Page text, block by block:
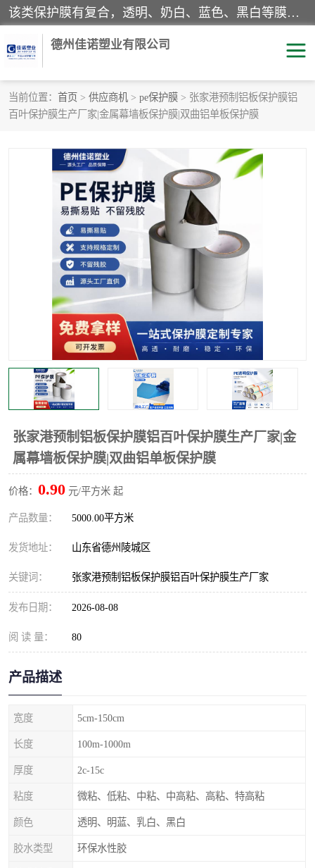
该类保护膜有复合，透明、奶白、蓝色、黑白等膜型。特高粘，高粘，中高粘，中粘，中低粘，低粘等。对于不同的粘力要求有相应的产品相适配。无胶渍残留污染。在较宽的收卷幅度下平整无皱纹，收卷长度大，利于机械化及自动化施工粘贴。为您的产品提供的表面保护解决方案。 产品广泛适用于：铝材、不锈钢、金属、塑料、电子、家电、家具、玻璃、化工材料、装饰材料等。
德州佳诺塑业有限公司
当前位置： 首页 > 供应商机 > pe保护膜 > 张家港预制铝板保护膜铝
百叶保护膜生产厂家|金属幕墙板保护膜|双曲铝单板保护膜
张家港预制铝板保护膜铝百叶保护膜生产厂家|金
属幕墙板保护膜|双曲铝单板保护膜
价格： 0.90 元/平方米 起
产品数量： 5000.00平方米
发货地址： 山东省德州陵城区
关键词： 张家港预制铝板保护膜铝百叶保护膜生产厂家
发布日期： 2026-08-08
阅 读 量： 80
产品描述
宽度 5cm-150cm
长度 100m-1000m
厚度 2c-15c
粘度 微粘、低粘、中粘、中高粘、高粘、特高粘
颜色 透明、明蓝、乳白、黑白
胶水类型 环保水性胶
pe保护膜 包装膜
地毯保护膜 家具保护膜
拉伸缠绕膜 透明保护膜
黑白保护膜 乳白保护膜
明蓝保护膜 纯黑保护膜
印字保护膜 彩钢板保护膜
不绣钢板保护膜 两边上胶保护膜
窗缝阻风胶带 铝板保护膜
不锈钢板保护膜 一次性隔离膜